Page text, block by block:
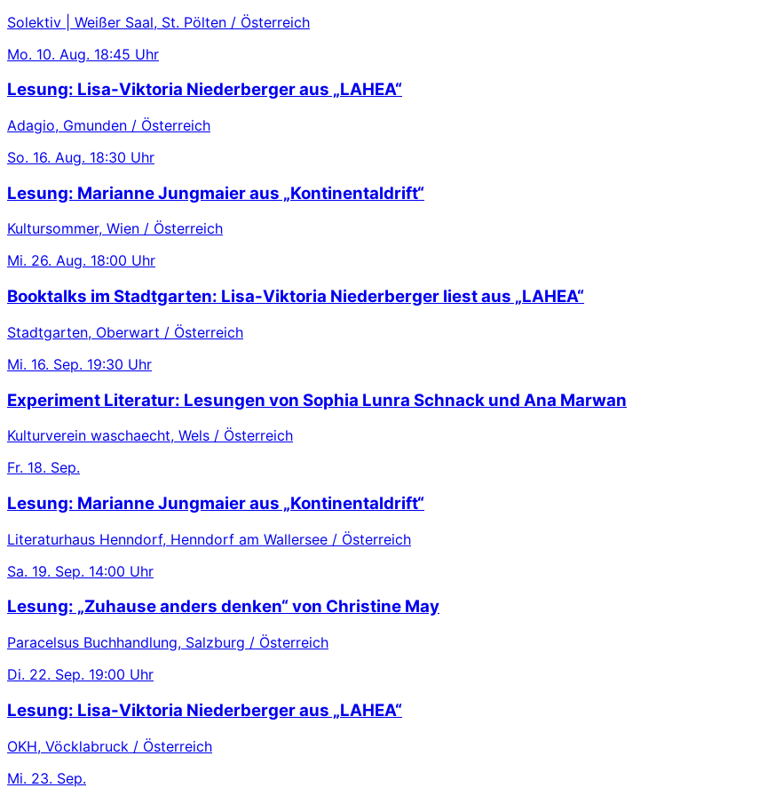
Solektiv | Weißer Saal, St. Pölten / Österreich
Mo. 10. Aug. 18:45 Uhr
Lesung: Lisa-Viktoria Niederberger aus „LAHEA“
Adagio, Gmunden / Österreich
So. 16. Aug. 18:30 Uhr
Lesung: Marianne Jungmaier aus „Kontinentaldrift“
Kultursommer, Wien / Österreich
Mi. 26. Aug. 18:00 Uhr
Booktalks im Stadtgarten: Lisa-Viktoria Niederberger liest aus „LAHEA“
Stadtgarten, Oberwart / Österreich
Mi. 16. Sep. 19:30 Uhr
Experiment Literatur: Lesungen von Sophia Lunra Schnack und Ana Marwan
Kulturverein waschaecht, Wels / Österreich
Fr. 18. Sep.
Lesung: Marianne Jungmaier aus „Kontinentaldrift“
Literaturhaus Henndorf, Henndorf am Wallersee / Österreich
Sa. 19. Sep. 14:00 Uhr
Lesung: „Zuhause anders denken“ von Christine May
Paracelsus Buchhandlung, Salzburg / Österreich
Di. 22. Sep. 19:00 Uhr
Lesung: Lisa-Viktoria Niederberger aus „LAHEA“
OKH, Vöcklabruck / Österreich
Mi. 23. Sep.